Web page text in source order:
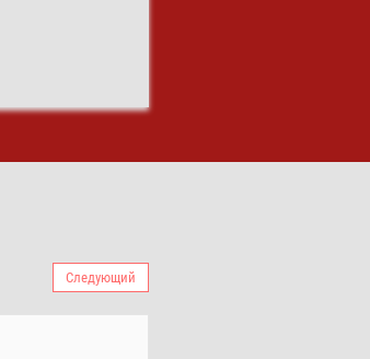
Следующий